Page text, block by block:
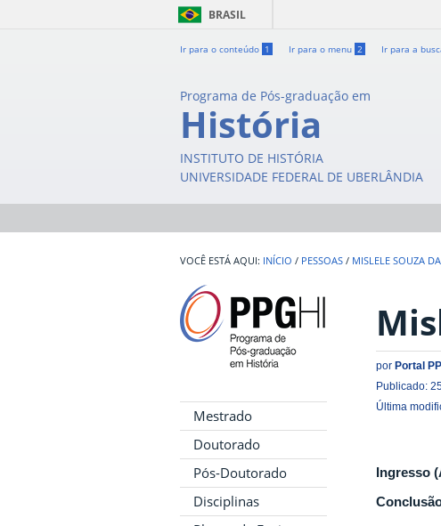
BRASIL
Ir para o conteúdo 1 Ir para o menu 2 Ir para a
Programa de Pós-graduação em
História
INSTITUTO DE HISTÓRIA
UNIVERSIDADE FEDERAL DE UBERLÂNDIA
INÍCIO / PESSOAS / MISLELE SOUZA
Mestrado
Doutorado
Pós-Doutorado
Disciplinas
por Portal
Publicado:
Última
Ingresso